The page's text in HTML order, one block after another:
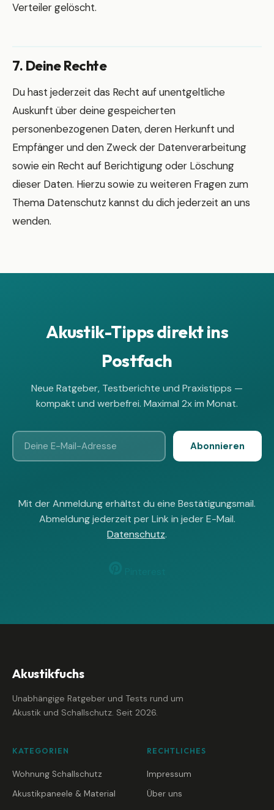
Verteiler gelöscht.
7. Deine Rechte
Du hast jederzeit das Recht auf unentgeltliche
Auskunft über deine gespeicherten
personenbezogenen Daten, deren Herkunft und
Empfänger und den Zweck der Datenverarbeitung
sowie ein Recht auf Berichtigung oder Löschung
dieser Daten. Hierzu sowie zu weiteren Fragen zum
Thema Datenschutz kannst du dich jederzeit an uns
wenden.
Akustik-Tipps direkt ins
Postfach
Neue Ratgeber, Testberichte und Praxistipps —
kompakt und werbefrei. Maximal 2x im Monat.
Abonnieren
Mit der Anmeldung erhältst du eine Bestätigungsmail.
Abmeldung jederzeit per Link in jeder E-Mail.
Datenschutz.
Akustikfuchs
Unabhängige Ratgeber und Tests rund um
Akustik und Schallschutz. Seit 2026.
KATEGORIEN
Wohnung Schallschutz
Akustikpaneele & Material
RECHTLICHES
Impressum
Über uns